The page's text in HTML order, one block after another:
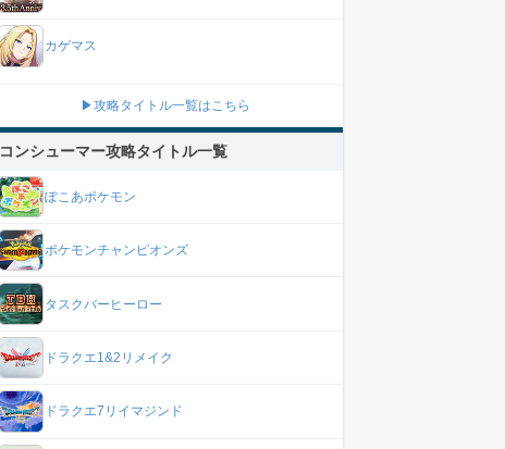
カゲマス
▶攻略タイトル一覧はこちら
コンシューマー攻略タイトル一覧
ぽこあポケモン
ポケモンチャンピオンズ
タスクバーヒーロー
ドラクエ1&2リメイク
ドラクエ7リイマジンド